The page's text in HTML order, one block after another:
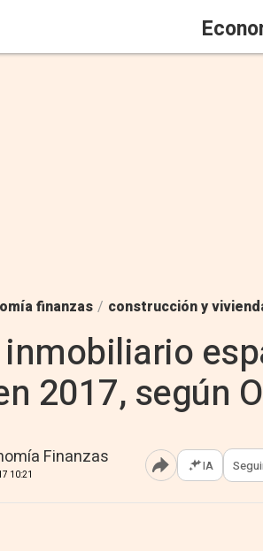
finanzas / construcción y
2017, según
Finanzas
10:21 Abrir opciones para
IA